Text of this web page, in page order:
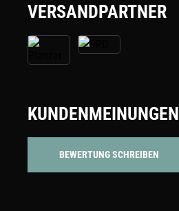
VERSANDPARTNER
KUNDENMEINUNGEN
BEWERTUNG SCHREIBEN